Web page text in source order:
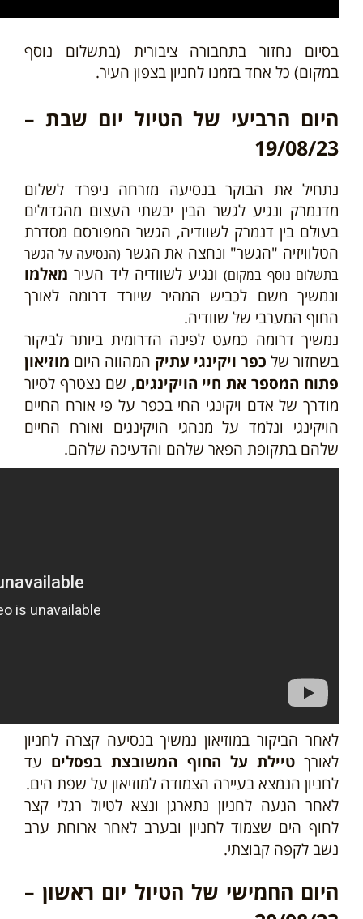
בסיום נחזור בתחבורה ציבורית (בתשלום נוסף
במקום) כל אחד בזמנו לחניון בצפון העיר.
היום הרביעי של הטיול יום שבת –
19/08/23
נתחיל את הבוקר בנסיעה מזרחה ניפרד לשלום
מדנמרק ונגיע לגשר הבין יבשתי העצום מהגדולים
בעולם בין דנמרק לשוודיה, הגשר המפורסם מסדרת
הטלוויזיה "הגשר" ונחצה את הגשר (הנסיעה על הגשר
בתשלום נוסף במקום)ונגיע לשוודיה ליד העיר מאלמו
ונמשיך משם לכביש המהיר שיורד דרומה לאורך
החוף המערבי של שוודיה.
נמשיך דרומה כמעט לפינה הדרומית ביותר לביקור
בשחזור של כפר ויקינגי עתיק המהווה היום מוזיאון
פתוח המספר את חיי הויקינגים, שם נצטרף לסיור
מודרך של אדם ויקינגי החי בכפר על פי אורח החיים
הויקינגי ונלמד על מנהגי הויקינגים ואורח החיים
שלהם בתקופת הפאר שלהם והדעיכה שלהם.
לאחר הביקור במוזיאון נמשיך בנסיעה קצרה לחניון
לאורךטיילת על החוף המשובצת בפסלים עד
לחניון הנמצא בעיירה הצמודה למוזיאון על שפת הים.
לאחר הגעה לחניון נתארגן ונצא לטיול רגלי קצר
לחוף הים שצמוד לחניון ובערב לאחר ארוחת ערב
נשב לקפה קבוצתי.
היום החמישי של הטיול יום ראשון –